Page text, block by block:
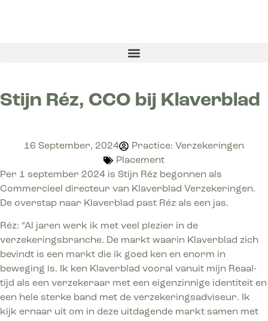
Stijn Réz, CCO bij Klaverblad
16 September, 2024
Practice: Verzekeringen
Placement
Per 1 september 2024 is Stijn Réz begonnen als
Commercieel directeur van Klaverblad Verzekeringen.
De overstap naar Klaverblad past Réz als een jas.
Réz: “Al jaren werk ik met veel plezier in de
verzekeringsbranche. De markt waarin Klaverblad zich
bevindt is een markt die ik goed ken en enorm in
beweging is. Ik ken Klaverblad vooral vanuit mijn Reaal-
tijd als een verzekeraar met een eigenzinnige identiteit en
een hele sterke band met de verzekeringsadviseur. Ik
kijk ernaar uit om in deze uitdagende markt samen met